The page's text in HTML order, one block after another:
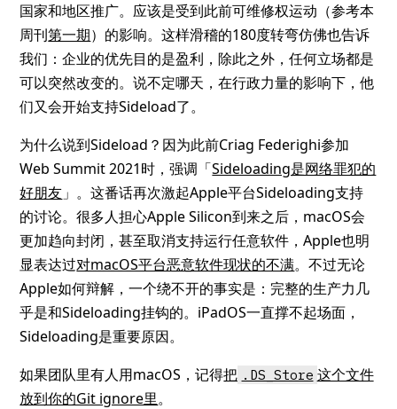
国家和地区推广。应该是受到此前可维修权运动（参考本
周刊第一期）的影响。这样滑稽的180度转弯仿佛也告诉
我们：企业的优先目的是盈利，除此之外，任何立场都是
可以突然改变的。说不定哪天，在行政力量的影响下，他
们又会开始支持Sideload了。
为什么说到Sideload？因为此前Criag Federighi参加
Web Summit 2021时，强调「Sideloading是网络罪犯的
好朋友 」。这番话再次激起Apple平台Sideloading支持
的讨论。很多人担心Apple Silicon到来之后，macOS会
更加趋向封闭，甚至取消支持运行任意软件，Apple也明
显表达过对macOS平台恶意软件现状的不满。不过无论
Apple如何辩解，一个绕不开的事实是：完整的生产力几
乎是和Sideloading挂钩的。iPadOS一直撑不起场面，
Sideloading是重要原因。
如果团队里有人用macOS，记得把 .DS_Store 这个文件
放到你的Git ignore里。